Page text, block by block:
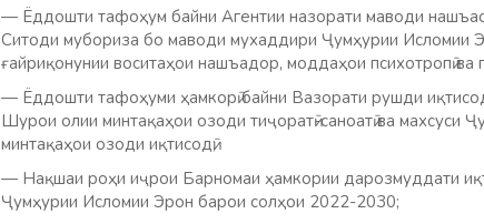
— Ёддошти тафоҳум байни Агентии назорати маводи
Ситоди мубориза бо маводи мухаддири Ҷумҳурии Исломии
ғайриқонунии воситаҳои нашъадор, моддаҳои психотропӣ ва
— Ёддошти тафоҳуми ҳамкорӣ байни Вазорати рушди
Шурои олии минтақаҳои озоди тиҷоратӣ-саноатӣ ва махсуси
минтақаҳои озоди иқтисодӣ;
— Нақшаи роҳи иҷрои Барномаи ҳамкории дарозмуддати
Ҷумҳурии Исломии Эрон барои солҳои 2022-2030;